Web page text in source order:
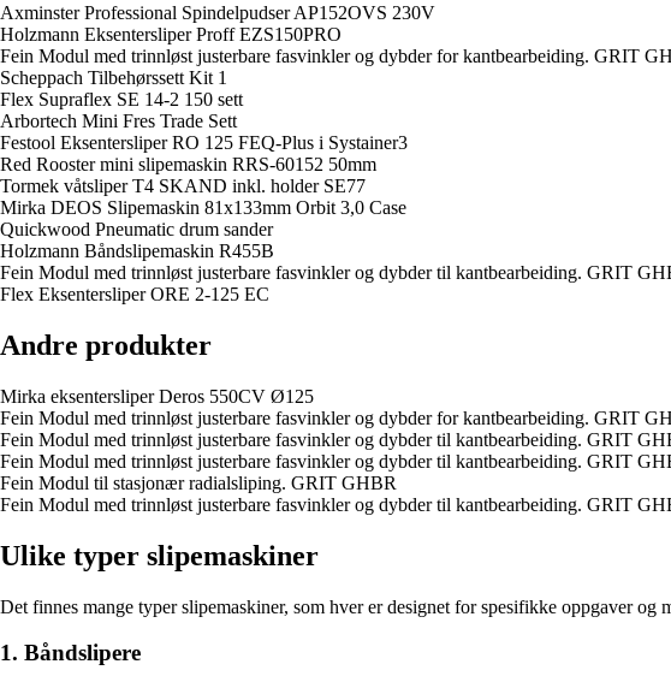
Axminster Professional Spindelpudser AP152OVS 230V
Holzmann Eksentersliper Proff EZS150PRO
Fein Modul med trinnløst justerbare fasvinkler og dybder for kantbearbeiding. GRIT
Scheppach Tilbehørssett Kit 1
Flex Supraflex SE 14-2 150 sett
Arbortech Mini Fres Trade Sett
Festool Eksentersliper RO 125 FEQ-Plus i Systainer3
Red Rooster mini slipemaskin RRS-60152 50mm
Tormek våtsliper T4 SKAND inkl. holder SE77
Mirka DEOS Slipemaskin 81x133mm Orbit 3,0 Case
Quickwood Pneumatic drum sander
Holzmann Båndslipemaskin R455B
Fein Modul med trinnløst justerbare fasvinkler og dybder til kantbearbeiding. GRIT
Flex Eksentersliper ORE 2-125 EC
Andre produkter
Mirka eksentersliper Deros 550CV Ø125
Fein Modul med trinnløst justerbare fasvinkler og dybder for kantbearbeiding. GRIT
Fein Modul med trinnløst justerbare fasvinkler og dybder til kantbearbeiding. GRIT
Fein Modul med trinnløst justerbare fasvinkler og dybder til kantbearbeiding. GRIT
Fein Modul til stasjonær radialsliping. GRIT GHBR
Fein Modul med trinnløst justerbare fasvinkler og dybder til kantbearbeiding. GRIT
Ulike typer slipemaskiner
Det finnes mange typer slipemaskiner, som hver er designet for spesifikke oppgaver og
1. Båndslipere